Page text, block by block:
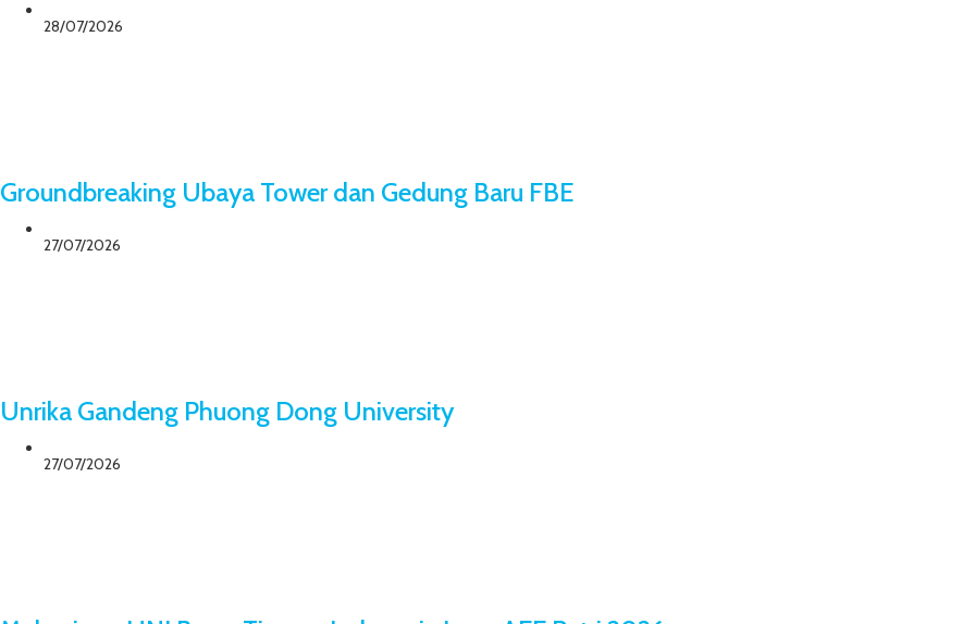
28/07/2026
Groundbreaking Ubaya Tower dan Gedung Baru FBE
27/07/2026
Unrika Gandeng Phuong Dong University
27/07/2026